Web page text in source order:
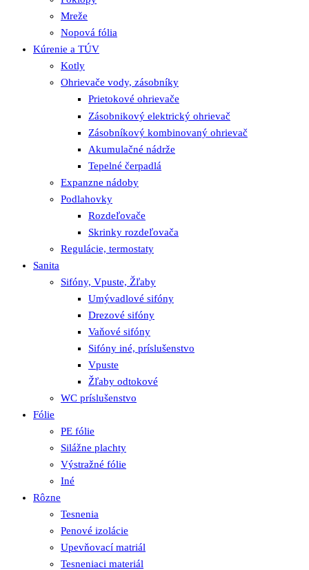
Mreže
Nopová fólia
Kúrenie a TÚV
Kotly
Ohrievače vody, zásobníky
Prietokové ohrievače
Zásobnikový elektrický ohrievač
Zásobníkový kombinovaný ohrievač
Akumulačné nádrže
Tepelné čerpadlá
Expanzne nádoby
Podlahovky
Rozdeľovače
Skrinky rozdeľovača
Regulácie, termostaty
Sanita
Sifóny, Vpuste, Žľaby
Umývadlové sifóny
Drezové sifóny
Vaňové sifóny
Sifóny iné, príslušenstvo
Vpuste
Žľaby odtokové
WC príslušenstvo
Fólie
PE fólie
Silážne plachty
Výstražné fólie
Iné
Rôzne
Tesnenia
Penové izolácie
Upevňovací matriál
Tesneniaci materiál